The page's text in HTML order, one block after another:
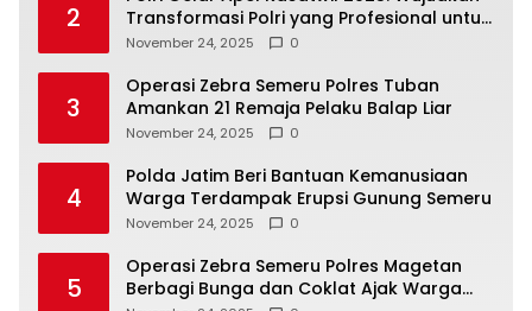
2
Transformasi Polri yang Profesional untuk
Masyarakat
November 24, 2025 0
3
Operasi Zebra Semeru Polres Tuban
Amankan 21 Remaja Pelaku Balap Liar
November 24, 2025 0
4
Polda Jatim Beri Bantuan Kemanusiaan
Warga Terdampak Erupsi Gunung Semeru
November 24, 2025 0
5
Operasi Zebra Semeru Polres Magetan
Berbagi Bunga dan Coklat Ajak Warga